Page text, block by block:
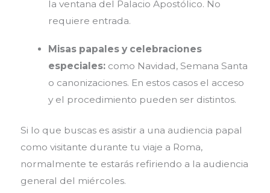
la ventana del Palacio Apostólico. No
requiere entrada.
Misas papales y celebraciones
especiales: como Navidad, Semana Santa
o canonizaciones. En estos casos el acceso
y el procedimiento pueden ser distintos.
Si lo que buscas es asistir a una audiencia papal
como visitante durante tu viaje a Roma,
normalmente te estarás refiriendo a la audiencia
general del miércoles.